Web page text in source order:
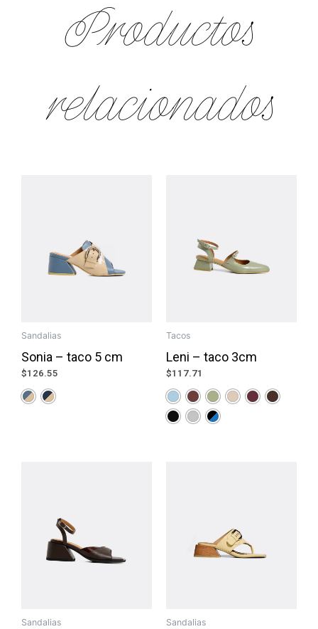
Productos
relacionados
Sandalias
Sonia – taco 5 cm
$126.55
Tacos
Leni – taco 3cm
$117.71
Sandalias Sandalias